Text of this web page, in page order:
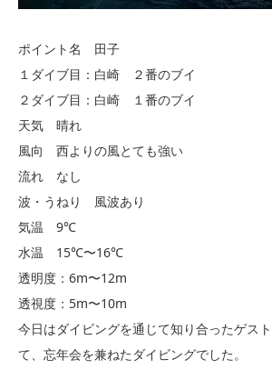
ポイント名 田子
１ダイブ目：白崎 ２番のブイ
２ダイブ目：白崎 １番のブイ
天気 晴れ
風向 西よりの風とても強い
流れ なし
波・うねり 風波あり
気温 9℃
水温 15℃〜16℃
透明度：6m〜12m
透視度：5m〜10m
今日はダイビングを通じて知り合ったゲス
て、忘年会を兼ねたダイビングでした。